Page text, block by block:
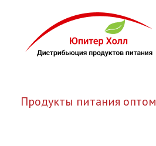
Продукты питания оптом